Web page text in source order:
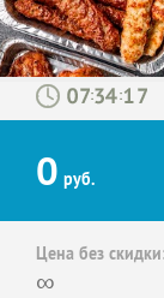
: :
0 руб.
Цена без
∞